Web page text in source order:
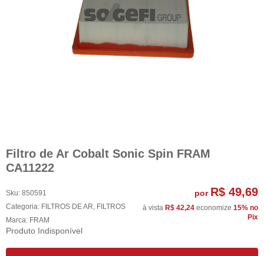
Filtro de Ar Cobalt Sonic Spin FRAM
CA11222
Sku: 850591
Categoria: FILTROS DE AR, FILTROS
Marca: FRAM
Produto Indisponível
por R$ 49,69
à vista R$ 42,24 economize 15% no
Pix